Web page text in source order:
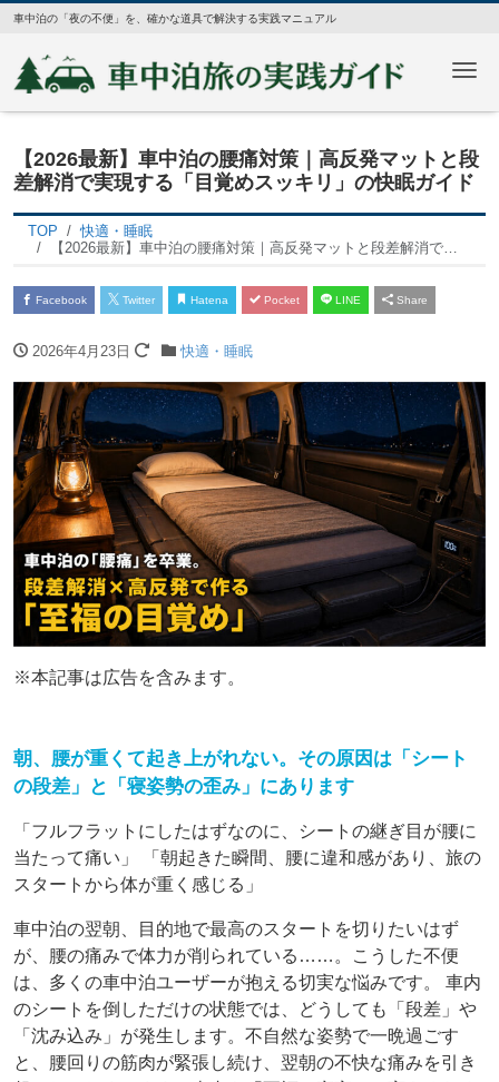
車中泊の「夜の不便」を、確かな道具で解決する実践マニュアル
【2026最新】車中泊の腰痛対策｜高反発マットと段
差解消で実現する「目覚めスッキリ」の快眠ガイド
TOP
快適・睡眠
【2026最新】車中泊の腰痛対策｜高反発マットと段差解消で実現する「目覚めスッキリ」の快眠ガイド
Facebook Twitter Hatena Pocket LINE Share
2026年4月23日 快適・睡眠
※本記事は広告を含みます。
朝、腰が重くて起き上がれない。その原因は「シート
の段差」と「寝姿勢の歪み」にあります
「フルフラットにしたはずなのに、シートの継ぎ目が腰に
当たって痛い」 「朝起きた瞬間、腰に違和感があり、旅の
スタートから体が重く感じる」
車中泊の翌朝、目的地で最高のスタートを切りたいはず
が、腰の痛みで体力が削られている……。こうした不便
は、多くの車中泊ユーザーが抱える切実な悩みです。 車内
のシートを倒しただけの状態では、どうしても「段差」や
「沈み込み」が発生します。不自然な姿勢で一晩過ごす
と、腰回りの筋肉が緊張し続け、翌朝の不快な痛みを引き